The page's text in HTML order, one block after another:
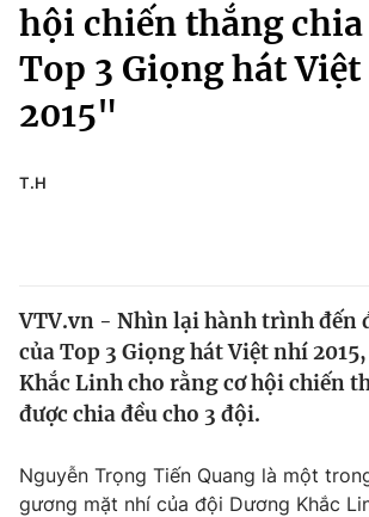
Chính trị
Xã hội
Tin tức
Thế giới đó đây
Câu chuyện quốc tế
Kinh tế
Tài chính
Góc doanh nghiệp
Dữ liệu và đời sống
Truyền hình
Truyền hình
Văn hóa - Giải trí
Y tế
Đời sống
hội chiến thắng chia
Top 3 Giọng hát
2015"
T.H
VTV.vn - Nhìn lại hành trình đến
của Top 3 Giọng hát Việt nhí
Khắc Linh cho rằng cơ hội chiến
được chia đều cho 3 đội.
Nguyễn Trọng Tiến Quang là một
gương mặt nhí của đội Dương Khắc